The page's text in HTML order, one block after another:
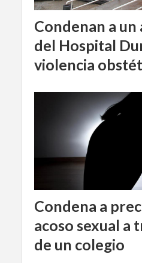
Condenan a un
del Hospital
violencia
Condena a
acoso sexual a
de un colegio